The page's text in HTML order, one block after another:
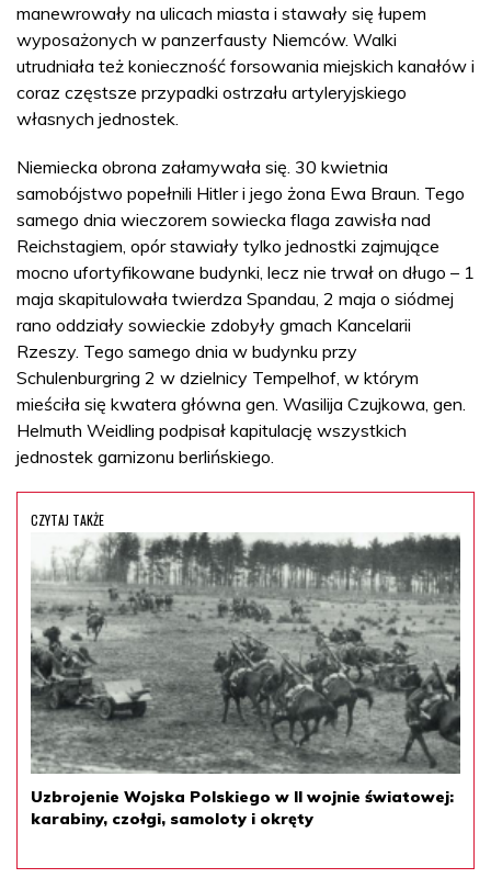
manewrowały na ulicach miasta i stawały się łupem
wyposażonych w panzerfausty Niemców. Walki
utrudniała też konieczność forsowania miejskich kanałów i
coraz częstsze przypadki ostrzału artyleryjskiego
własnych jednostek.
Niemiecka obrona załamywała się. 30 kwietnia
samobójstwo popełnili Hitler i jego żona Ewa Braun. Tego
samego dnia wieczorem sowiecka flaga zawisła nad
Reichstagiem, opór stawiały tylko jednostki zajmujące
mocno ufortyfikowane budynki, lecz nie trwał on długo – 1
maja skapitulowała twierdza Spandau, 2 maja o siódmej
rano oddziały sowieckie zdobyły gmach Kancelarii
Rzeszy. Tego samego dnia w budynku przy
Schulenburgring 2 w dzielnicy Tempelhof, w którym
mieściła się kwatera główna gen. Wasilija Czujkowa, gen.
Helmuth Weidling podpisał kapitulację wszystkich
jednostek garnizonu berlińskiego.
CZYTAJ TAKŻE
Uzbrojenie Wojska Polskiego w II wojnie światowej:
karabiny, czołgi, samoloty i okręty